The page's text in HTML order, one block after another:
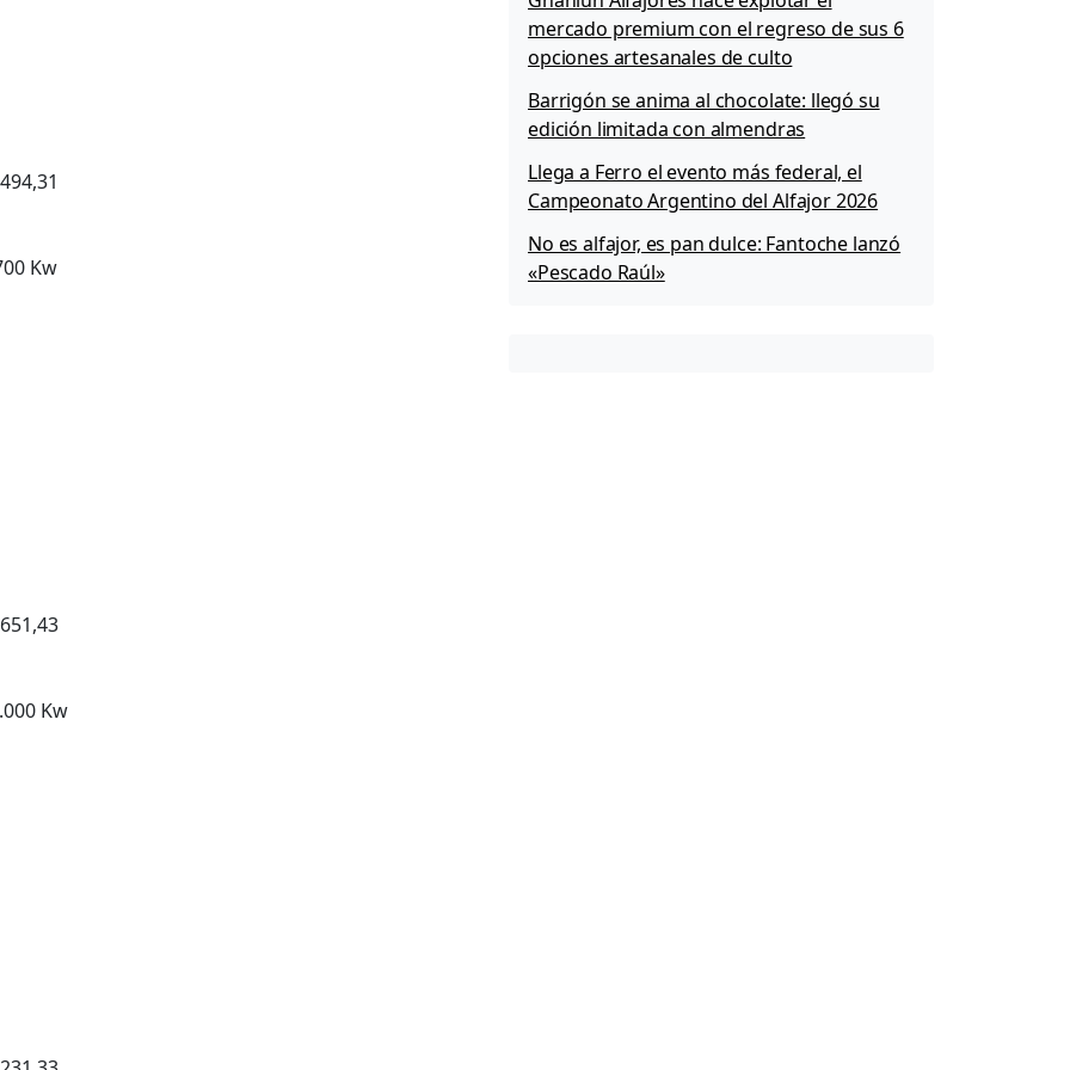
Kw
Kw
mercado premium con el regreso de sus 6
opciones artesanales de culto
Barrigón se anima al chocolate: llegó su
edición limitada con almendras
Llega a Ferro el evento más federal, el
Campeonato Argentino del Alfajor 2026
No es alfajor, es pan dulce: Fantoche lanzó
«Pescado Raúl»